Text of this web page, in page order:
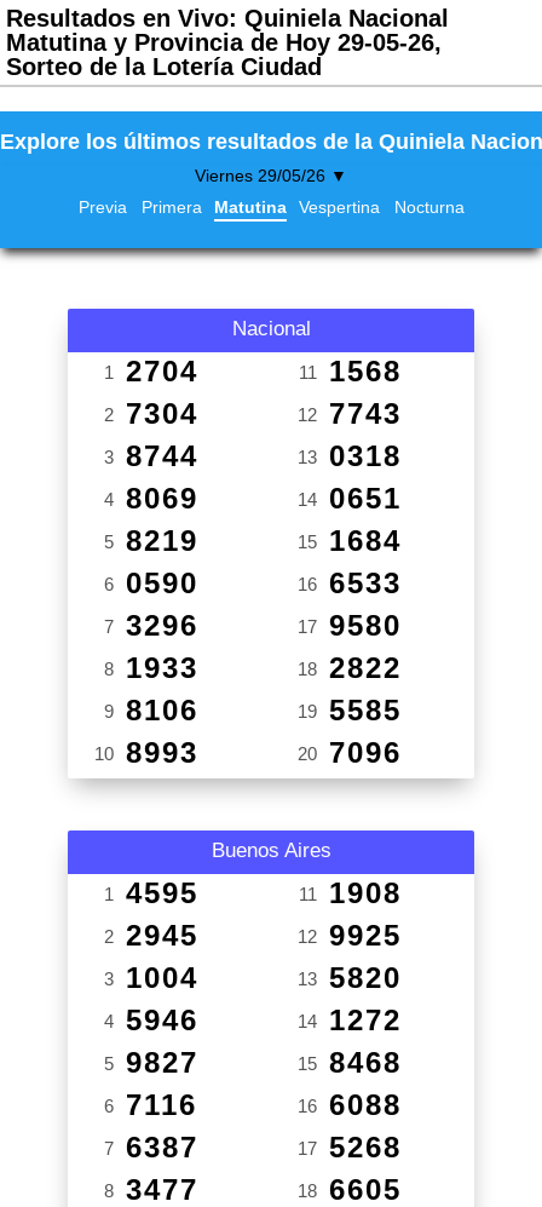
Resultados en Vivo: Quiniela Nacional
Matutina y Provincia de Hoy 29-05-26,
Sorteo de la Lotería Ciudad
Explore los últimos resultados de la Quiniela
Viernes 29/05/26 ▼
Previa
Primera Matutina Vespertina Nocturna
Nacional
1 2704
2 7304
3 8744
4 8069
5 8219
6 0590
7 3296
8 1933
9 8106
10 8993
11 1568
12 7743
13 0318
14 0651
15 1684
16 6533
17 9580
18 2822
19 5585
20 7096
Buenos Aires
1 4595
2 2945
3 1004
4 5946
5 9827
6 7116
7 6387
8 3477
11 1908
12 9925
13 5820
14 1272
15 8468
16 6088
17 5268
18 6605